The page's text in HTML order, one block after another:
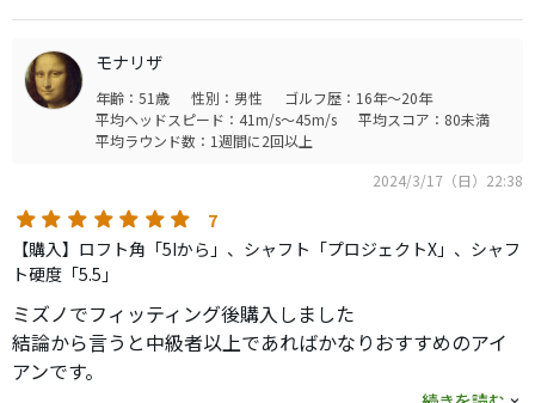
見えたりするもんだから不思議。いろんなヘッドも打ちました
が、自分は重心距離の長めのアイアンは合いません。シャフトは
モーダス105のRがやはり合う。多くの人が一番合うと思ってま
す。ぜひ標準シャフトにしてほしい。245にさすといまいちにな
るのだから不思議。
ほんとにクラブってちょっとのことでかわる。新品を買うときは
皆さん散々打ちまくって決めてください。ミズノプロは銅メッキ
してあるからコストはかけてる割に定価は安めですが、普通の人
には高価です。その点zx5マーク2のモーダス105dstは完璧で
す。しかも安い。合うアイアンを買うと買い換えてくれないわけ
でメーカーさんは困りますが、プロなんだからわかっているは
ず、ドライバーとかもディアマナmm*
45*２５インチを売ってほしい。
モナリザ
年齢：51歳 性別：男性
ゴルフ歴：16年～20年
平均ヘッドスピード：41m/s～45m/s
平均スコア：80未満
平均ラウンド数：1週間に2回以上
2024/3/17（日）22:38
7
【購入】ロフト角「5Iから」、シャフト「プロジェクトX」、シャフ
ト硬度「5.5」
ミズノでフィッティング後購入しました
結論から言うと中級者以上であればかなりおすすめのアイ
アンです。